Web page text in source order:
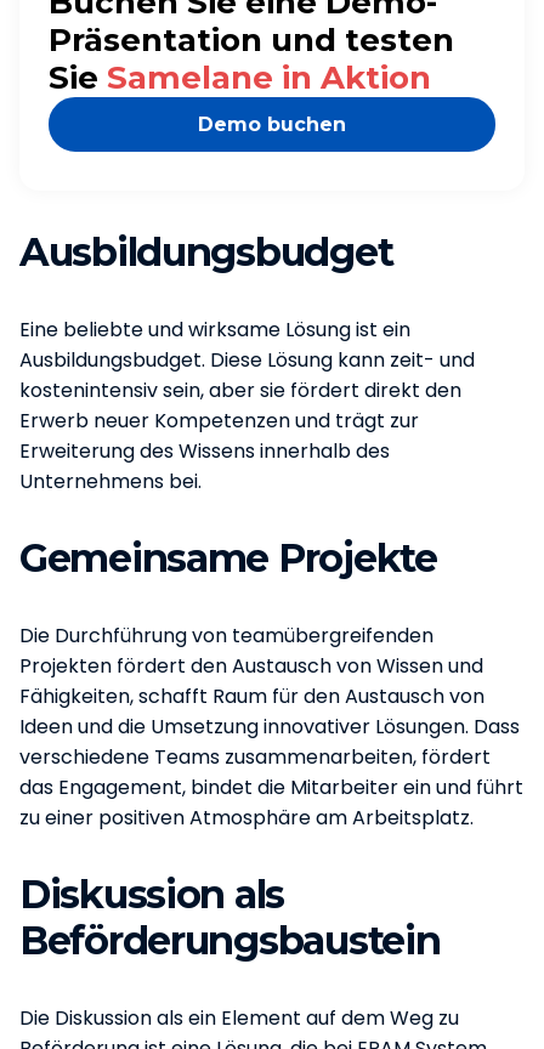
Präsentation und testen
Sie Samelane in Aktion
Demo buchen
Ausbildungsbudget
Eine beliebte und wirksame Lösung ist ein
Ausbildungsbudget. Diese Lösung kann zeit- und
kostenintensiv sein, aber sie fördert direkt den
Erwerb neuer Kompetenzen und trägt zur
Erweiterung des Wissens innerhalb des
Unternehmens bei.
Gemeinsame Projekte
Die Durchführung von teamübergreifenden
Projekten fördert den Austausch von Wissen und
Fähigkeiten, schafft Raum für den Austausch von
Ideen und die Umsetzung innovativer Lösungen. Dass
verschiedene Teams zusammenarbeiten, fördert
das Engagement, bindet die Mitarbeiter ein und führt
zu einer positiven Atmosphäre am Arbeitsplatz.
Diskussion als
Beförderungsbaustein
Die Diskussion als ein Element auf dem Weg zu